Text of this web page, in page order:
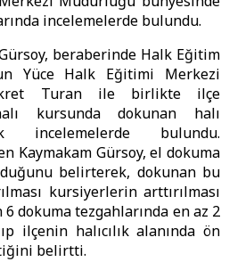
incelemelerde bulundu.
beraberinde Halk Eğitim
Yüce Halk Eğitimi Merkezi
Turan ile birlikte ilçe
kursunda dokunan halı
incelemelerde bulundu.
Kaymakam Gürsoy, el dokuma
belirterek, dokunan bu
kursiyerlerin arttırılması
dokuma tezgahlarında en az 2
ilçenin halıcılık alanında ön
belirtti.